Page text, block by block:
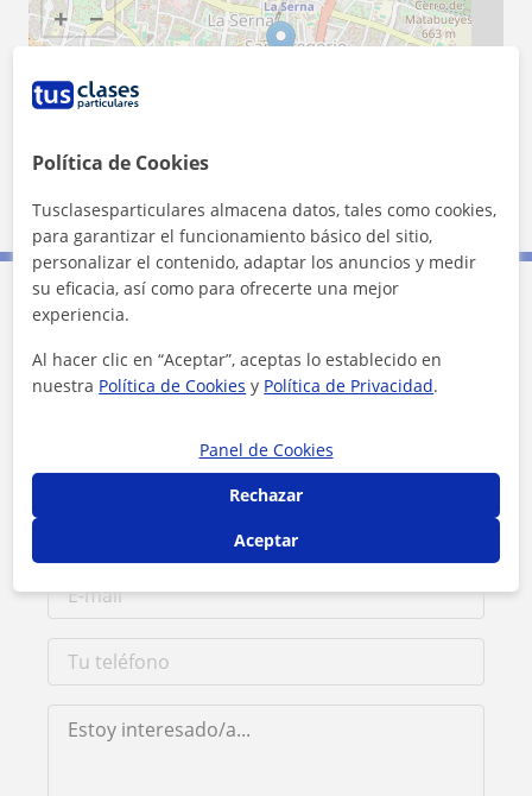
+ −
2000 ft
Leaflet| ©OpenStreetMapcontributors
Contacta con Diego
Tarifa 15€/h
Política de Cookies
Tusclasesparticulares almacena datos, tales como cookies,
para garantizar el funcionamiento básico del sitio,
personalizar el contenido, adaptar los anuncios y medir
su eficacia, así como para ofrecerte una mejor
experiencia.
Al hacer clic en “Aceptar”, aceptas lo establecido en
nuestra Política de Cookies y Política de Privacidad.
Panel de Cookies
Rechazar
Aceptar